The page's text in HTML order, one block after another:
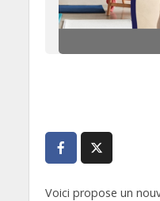
Voici propose un